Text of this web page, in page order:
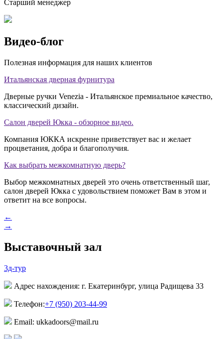
Старший менеджер
Видео-блог
Полезная информация для наших клиентов
Итальянская дверная фурнитура
Дверные ручки Venezia - Итальянское премиальное качество,
классический дизайн.
Салон дверей Юкка - обзорное видео.
Компания ЮККА искренне приветствует вас и желает
процветания, добра и благополучия.
Как выбрать межкомнатную дверь?
Выбор межкомнатных дверей это очень ответственный шаг,
салон дверей Юкка с удовольствием поможет Вам в этом и
ответит на все вопросы.
←
→
Выставочный зал
3д-тур
Адрес нахождения: г. Екатеринбург, улица Радищева 33
Телефон:+7 (950) 203-44-99
Email: ukkadoors@mail.ru